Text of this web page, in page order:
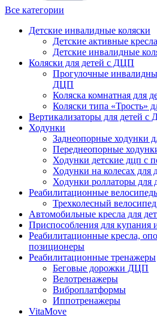
Все категории
Детские инвалидные коляски
Детские активные
Детские инвалидные
Коляски для детей с ДЦП
Прогулочные
ДЦП
Коляска комнатная для
Коляски типа «Трость»
Вертикализаторы для детей с
Ходунки
Заднеопорные ходунки
Переднеопорные
Ходунки детские дцп с
Ходунки на колесах для
Ходунки роллаторы для
Реабилитационные
Трехколесный
Автомобильные кресла для
Приспособления для купания
Реабилитационные кресла,
позиционеры
Реабилитационные тренажеры
Беговые дорожки ДЦП
Велотренажеры
Виброплатформы
Иппотренажеры
VitaMove